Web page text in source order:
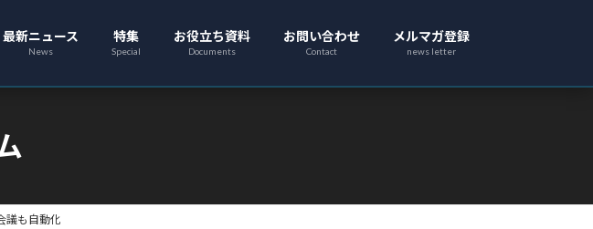
最新ニュース
News
特集
Special
お役立ち資料
Documents
お問い合わせ
Contact
メルマガ登録
news letter
議も自動化